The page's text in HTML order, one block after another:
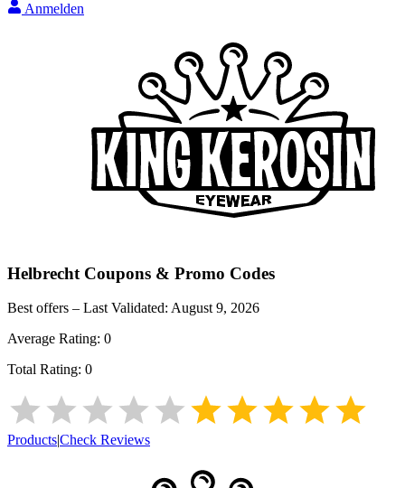
Anmelden
Helbrecht Coupons & Promo Codes
Best offers – Last Validated: August 9, 2026
Average Rating: 0
Total Rating: 0
Products|Check Reviews